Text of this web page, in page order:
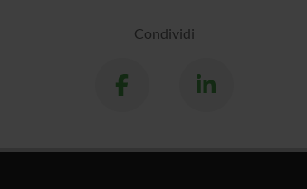
Condividi